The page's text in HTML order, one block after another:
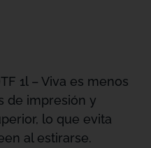
1l – Viva es menos
de impresión y
lo que evita
al estirarse.